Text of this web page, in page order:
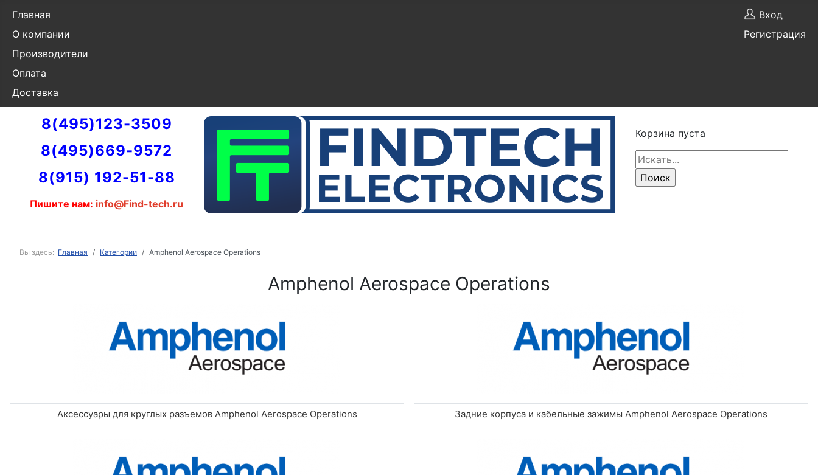
Главная
О компании
Производители
Оплата
Доставка
Вход
Регистрация
8(495)123-3509
8(495)669-9572
8(915) 192-51-88
Пишите нам: info@Find-tech.ru
Корзина пуста
Вы здесь: Главная Категории Amphenol Aerospace Operations
Amphenol Aerospace Operations
Аксессуары для круглых разъемов Amphenol Aerospace Operations Задние корпуса и кабельные зажимы Amphenol Aerospace Operations